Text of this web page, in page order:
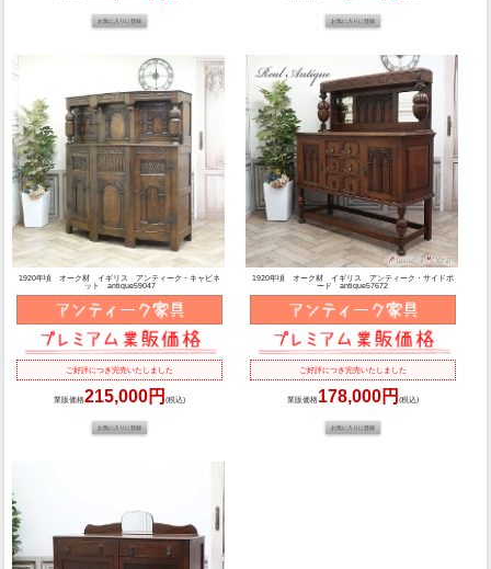
1920年頃 オーク材 イギリス アンティーク・キャビネ
ット antique59047
ご好評につき完売いたしました
業販価格215,000円(税込)
1920年頃 オーク材 イギリス アンティーク・サイドボ
ード antique57672
ご好評につき完売いたしました
業販価格178,000円 (税込)